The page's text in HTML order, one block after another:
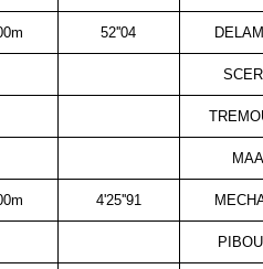
52''04
4'25''91